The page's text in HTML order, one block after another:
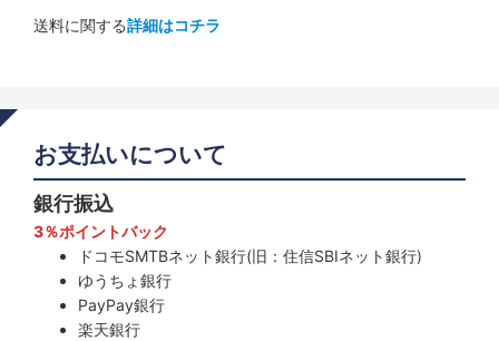
送料に関する詳細はコチラ
お支払いについて
銀行振込
3％ポイントバック
ドコモSMTBネット銀行(旧：住信SBIネット銀行)
ゆうちょ銀行
PayPay銀行
楽天銀行